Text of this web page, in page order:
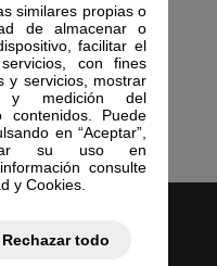
similares propias o
de almacenar o
facilitar el
con fines
y servicios, mostrar
y medición del
contenidos. Puede
en “Aceptar”,
su uso en
consulte
y Cookies.
Rechazar todo